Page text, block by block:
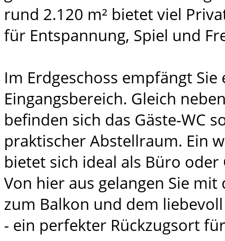
rund 2.120 m² bietet viel
für Entspannung, Spiel und
Im Erdgeschoss empfängt
Eingangsbereich. Gleich
befinden sich das Gäste-WC
praktischer Abstellraum. Ein
bietet sich ideal als Büro
Von hier aus gelangen Sie
zum Balkon und dem
- ein perfekter Rückzugsort